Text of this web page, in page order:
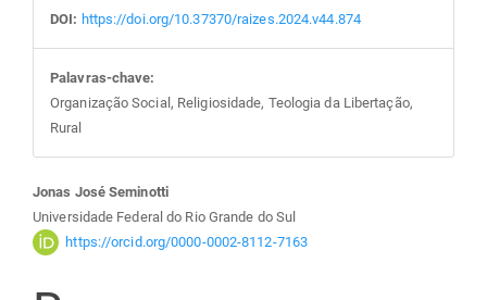
DOI: https://doi.org/10.37370/raizes.2024.v44.874
Palavras-chave:
Organização Social, Religiosidade, Teologia da Libertação,
Rural
Conteúdo
do
Jonas José Seminotti
Universidade Federal do Rio Grande do Sul
https://orcid.org/0000-0002-8112-7163